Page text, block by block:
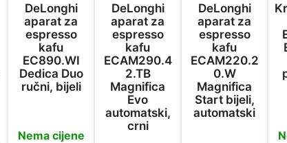
DeLonghi
aparat za
espresso
kafu
EC890.WI
Dedica Duo
ručni, bijeli
Nema cijene
DeLonghi
aparat za
espresso
kafu
ECAM290.4
2.TB
Magnifica
Evo
automatski,
crni
DeLonghi
aparat za
espresso
kafu
ECAM220.2
0.W
Magnifica
Start bijeli,
automatski